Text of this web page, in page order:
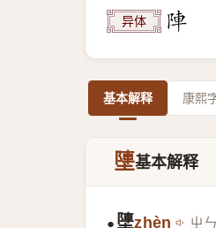
异体
基本解释 康熙
塦基本解释
● 塦zhèn ㄓ